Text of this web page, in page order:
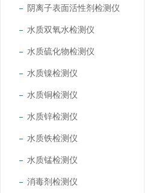
阴离子表面活性剂检测仪
水质双氧水检测仪
水质硫化物检测仪
水质镍检测仪
水质铜检测仪
水质锌检测仪
水质铁检测仪
水质锰检测仪
消毒剂检测仪